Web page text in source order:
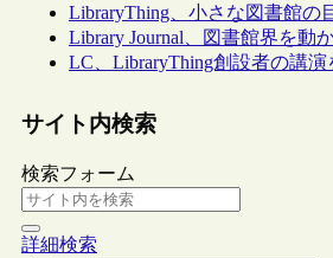
LibraryThing、小さな図書館の
Library Journal、図書館界を動
LC、LibraryThing創設者の講
サイト内検索
検索フォーム
詳細検索